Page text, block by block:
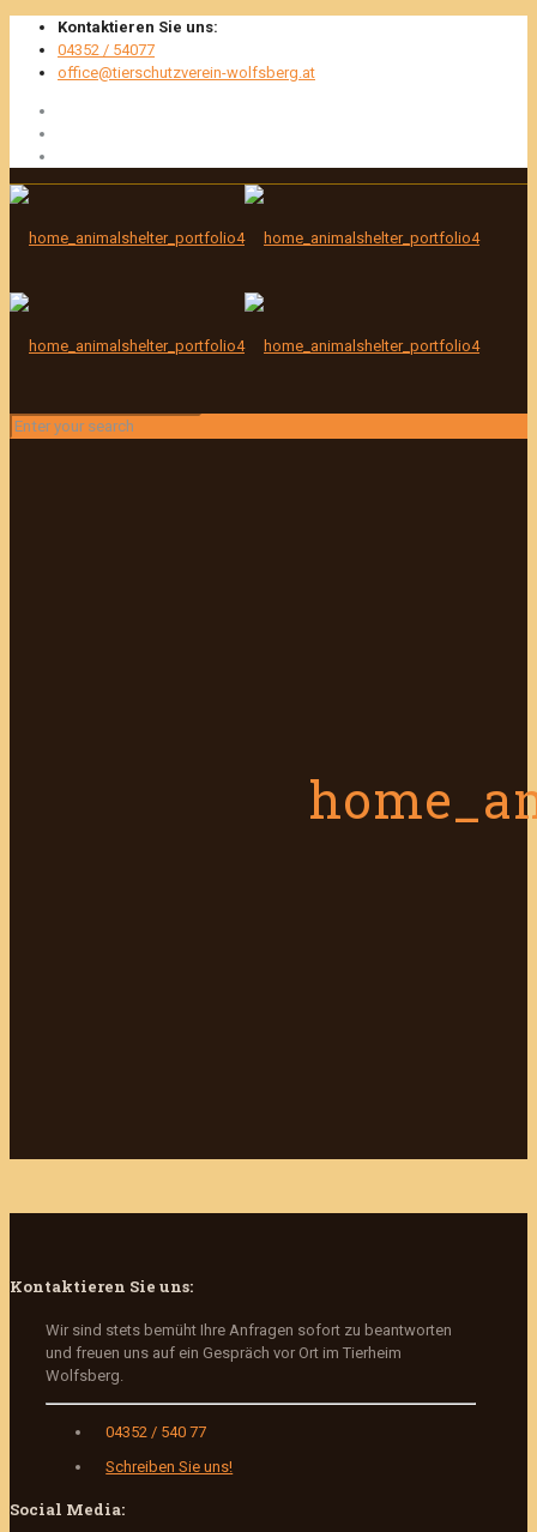
Kontaktieren Sie uns:
04352 / 54077
office@tierschutzverein-wolfsberg.at
Kontaktieren Sie uns:
Wir sind stets bemüht Ihre Anfragen sofort zu beantworten
und freuen uns auf ein Gespräch vor Ort im Tierheim
Wolfsberg.
04352 / 540 77
Schreiben Sie uns!
Social Media: